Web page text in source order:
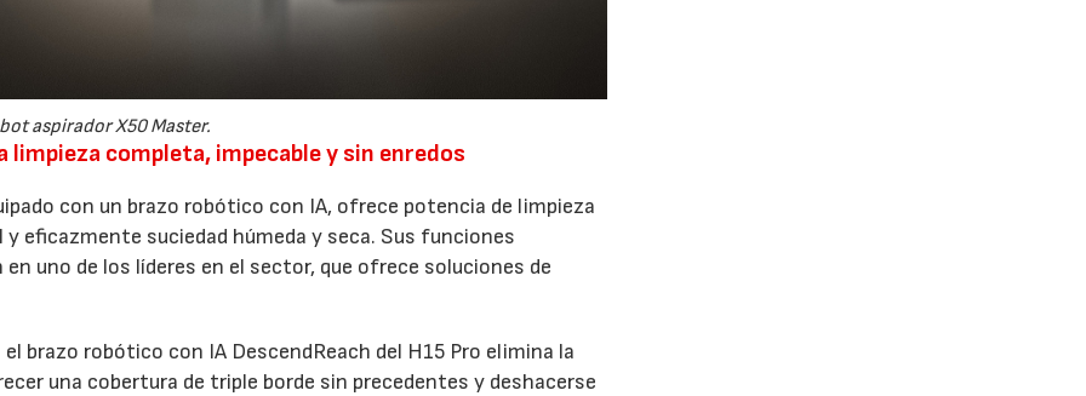
aspirador X50 Master.
limpieza completa, impecable y sin enredos
con un brazo robótico con IA, ofrece potencia de limpieza
eficazmente suciedad húmeda y seca. Sus funciones
uno de los líderes en el sector, que ofrece soluciones de
el brazo robótico con IA DescendReach del H15 Pro elimina la
una cobertura de triple borde sin precedentes y deshacerse